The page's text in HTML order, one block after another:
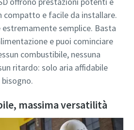
compatto e facile da installare.
estremamente semplice. Basta
e puoi cominciare
combustibile, nessuna
ritardo: solo aria affidabile
massima versatilità